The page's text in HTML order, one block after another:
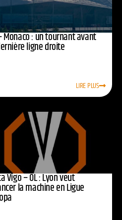
Monaco : un tournant avant
ligne droite
LIRE PLUS
Vigo – OL : Lyon veut
la machine en Ligue